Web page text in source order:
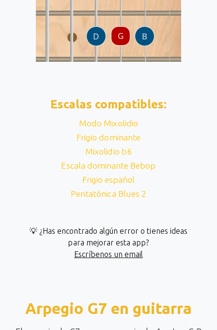
Escalas compatibles:
Modo Mixolidio
Frigio dominante
Mixolidio b6
Escala dominante Bebop
Frigio español
Pentatónica Blues 2
💡 ¿Has encontrado algún error o tienes ideas
para mejorar esta app?
Escríbenos un email
Arpegio G7 en guitarra